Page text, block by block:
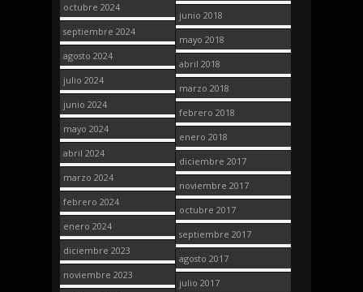
octubre 2024
septiembre 2024
agosto 2024
julio 2024
junio 2024
mayo 2024
abril 2024
marzo 2024
febrero 2024
enero 2024
diciembre 2023
noviembre 2023
junio 2018
mayo 2018
abril 2018
marzo 2018
febrero 2018
enero 2018
diciembre 2017
noviembre 2017
octubre 2017
septiembre 2017
agosto 2017
julio 2017